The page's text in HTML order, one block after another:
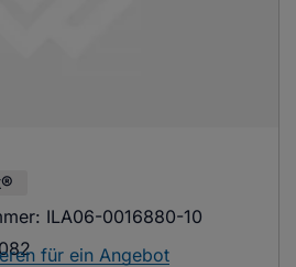
ILA06-0016880-10
für ein Angebot